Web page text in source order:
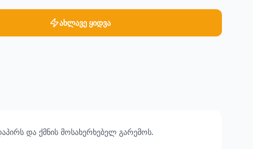
ახლავე ყიდვა
და ქმნის მოსახერხებელ გარემოს.